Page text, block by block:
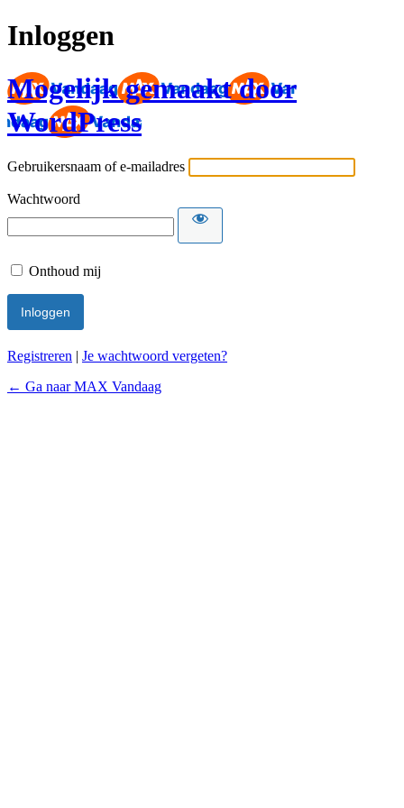
Inloggen
Mogelijk gemaakt door
WordPress
Gebruikersnaam of e-mailadres
Wachtwoord
Onthoud mij
Registreren | Je wachtwoord vergeten?
← Ga naar MAX Vandaag